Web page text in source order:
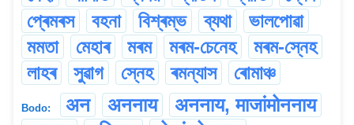
প্ৰেমৰস
বহনা বিশ্ৰম্ভ ব্যথা
ভালপোৱা
মমতা
মেহাৰ মৰম মৰম-চেনেহ
মৰম-স্নেহ
লাহৰ
সুৱাগ স্নেহ ৰমন্যাস ৰোমাঞ্চ
Bodo: अन अननाय
अननाय, माजांमोननाय